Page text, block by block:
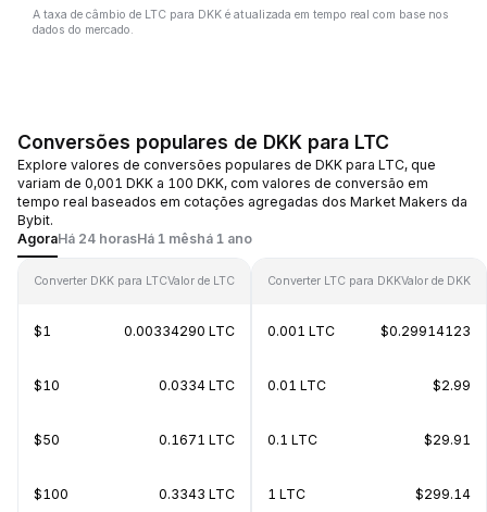
A taxa de câmbio de LTC para DKK é atualizada em tempo real com base nos
dados do mercado.
Conversões populares de DKK para LTC
Explore valores de conversões populares de DKK para LTC, que
variam de 0,001 DKK a 100 DKK, com valores de conversão em
tempo real baseados em cotações agregadas dos Market Makers da
Bybit.
AgoraHá 24 horasHá 1 mêshá 1 ano
Converter DKK para LTCValor de LTC
$1 0.00334290 LTC
$10 0.0334 LTC
$50 0.1671 LTC
$100 0.3343 LTC
Converter LTC para DKKValor de DKK
0.001 LTC $0.29914123
0.01 LTC $2.99
0.1 LTC $29.91
1 LTC $299.14